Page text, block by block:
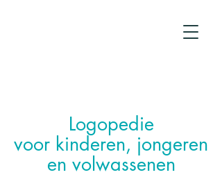
Logopedie
voor kinderen, jongeren
en volwassenen